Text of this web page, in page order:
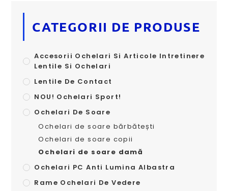
CATEGORII DE PRODUSE
Accesorii Ochelari Si Articole Intretinere
Lentile Si Ochelari
Lentile De Contact
NOU! Ochelari Sport!
Ochelari De Soare
Ochelari de soare bărbătești
Ochelari de soare copii
Ochelari de soare damă
Ochelari PC Anti Lumina Albastra
Rame Ochelari De Vedere